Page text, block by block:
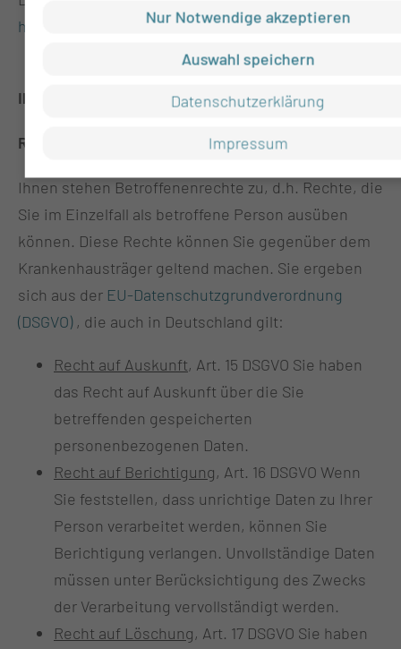
hl=de&gl=de
Ihre Rechte als Betroffener
Recht auf Auskunft, Berichtigung, Löschung usw.
Ihnen stehen Betroffenenrechte zu, d.h. Rechte, die
Sie im Einzelfall als betroffene Person ausüben
können. Diese Rechte können Sie gegenüber dem
Krankenhausträger geltend machen. Sie ergeben
sich aus der EU-Datenschutzgrundverordnung
(DSGVO), die auch in Deutschland gilt:
Recht auf Auskunft, Art. 15 DSGVO Sie haben
das Recht auf Auskunft über die Sie
betreffenden gespeicherten
personenbezogenen Daten.
Recht auf Berichtigung, Art. 16 DSGVO Wenn
Sie feststellen, dass unrichtige Daten zu Ihrer
Person verarbeitet werden, können Sie
Berichtigung verlangen. Unvollständige Daten
müssen unter Berücksichtigung des Zwecks
der Verarbeitung vervollständigt werden.
Recht auf Löschung, Art. 17 DSGVO Sie haben
Nur Notwendige akzeptieren
Auswahl speichern
Datenschutzerklärung
Impressum